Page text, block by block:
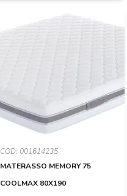
COD: 001614235
MATERASSO MEMORY 75
COOLMAX 80X190